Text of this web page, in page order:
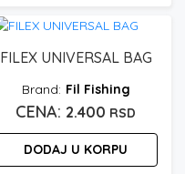
FILEX UNIVERSAL BAG
Fil Fishing
2.400 RSD
DODAJ U KORPU